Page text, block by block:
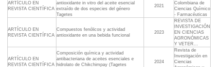
ARTÍCULO EN
REVISTA CIENTÍFICA
antioxidante in vitro del aceite esencial
extraído de dos especies del género
Tagetes
2021
Colombiana de
Ciencias Químico
- Farmacéuticas
ARTÍCULO EN
REVISTA CIENTÍFICA
Compuestos fenólicos y actividad
antioxidante en una bebida funcional
2023
REVISTA DE
INVESTIGACIÓN
EN CIENCIAS
AGRONÓMICAS
Y VETER...
ARTÍCULO EN
REVISTA CIENTÍFICA
Composición química y actividad
antibacteriana de aceites esenciales e
hidrolato de Chikchimpay (Tagetes
2024
Revista de
Investigación en
Ciencias